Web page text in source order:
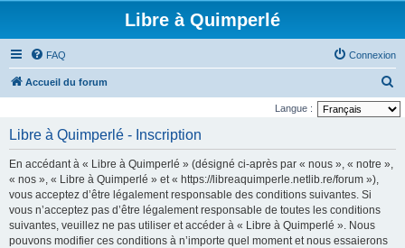
Libre à Quimperlé
FAQ Connexion
Accueil du forum
e
Langue :
Libre à Quimperlé - Inscription
En accédant à « Libre à Quimperlé » (désigné ci-après par « nous », « notre »,
« nos », « Libre à Quimperlé » et « https://libreaquimperle.netlib.re/forum »),
vous acceptez d’être légalement responsable des conditions suivantes. Si
vous n’acceptez pas d’être légalement responsable de toutes les conditions
suivantes, veuillez ne pas utiliser et accéder à « Libre à Quimperlé ». Nous
pouvons modifier ces conditions à n’importe quel moment et nous essaierons